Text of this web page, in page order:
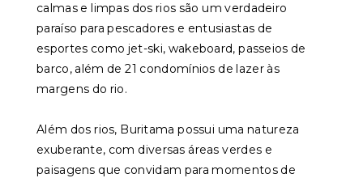
calmas e limpas dos rios são um verdadeiro
paraíso para pescadores e entusiastas de
esportes como jet-ski, wakeboard, passeios de
barco, além de 21 condomínios de lazer às
margens do rio.
Além dos rios, Buritama possui uma natureza
exuberante, com diversas áreas verdes e
paisagens que convidam para momentos de